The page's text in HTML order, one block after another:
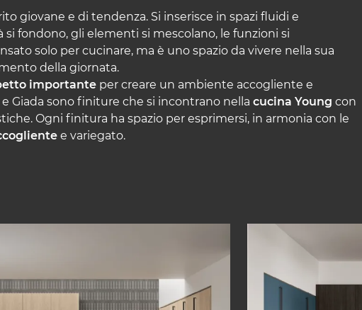
giovane e di tendenza. Si inserisce in spazi fluidi e
fondono, gli elementi si mescolano, le funzioni si
solo per cucinare, ma è uno spazio da vivere nella sua
della giornata.
importante per creare un ambiente accogliente e
Giada sono finiture che si incontrano nella cucina Young con
Ogni finitura ha spazio per esprimersi, in armonia con le
e variegato.